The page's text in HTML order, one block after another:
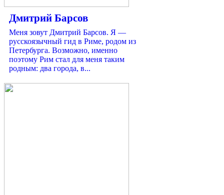
Дмитрий Барсов
Меня зовут Дмитрий Барсов. Я —
русскоязычный гид в Риме, родом из
Петербурга. Возможно, именно
поэтому Рим стал для меня таким
родным: два города, в...